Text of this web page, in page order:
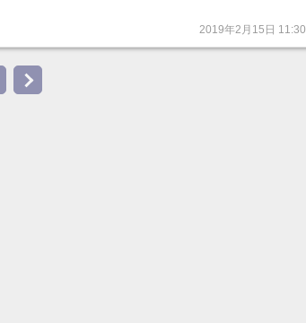
2019年2月15日 11:30